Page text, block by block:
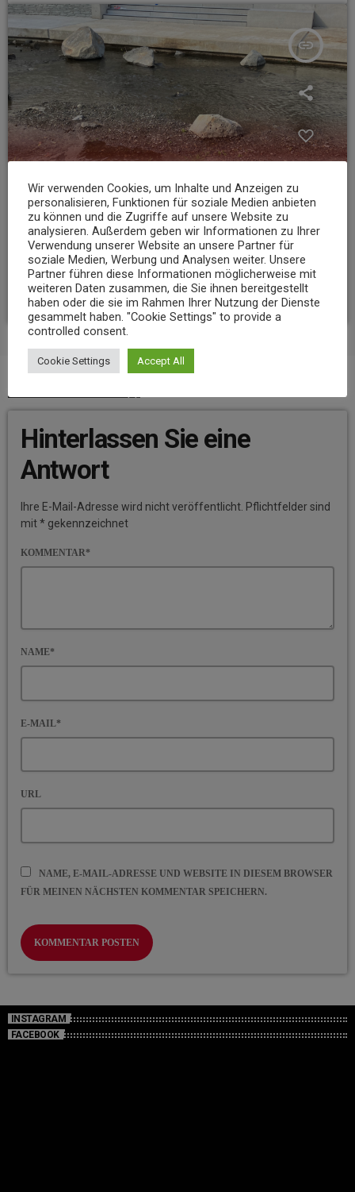
insert_link
NEWS
Niedrigwasser belastet Gewässer im Landkreis Mayen-Koblenz
today 7. AUGUST 2026 8
Hinterlassen Sie eine
Antwort
Ihre E-Mail-Adresse wird nicht veröffentlicht. Pflichtfelder sind
mit * gekennzeichnet
KOMMENTAR*
NAME*
E-MAIL*
URL
NAME, E-MAIL-ADRESSE UND WEBSITE IN DIESEM BROWSER
FÜR MEINEN NÄCHSTEN KOMMENTAR SPEICHERN.
INSTAGRAM
FACEBOOK
Wir verwenden Cookies, um Inhalte und Anzeigen zu
personalisieren, Funktionen für soziale Medien anbieten
zu können und die Zugriffe auf unsere Website zu
analysieren. Außerdem geben wir Informationen zu Ihrer
Verwendung unserer Website an unsere Partner für
soziale Medien, Werbung und Analysen weiter. Unsere
Partner führen diese Informationen möglicherweise mit
weiteren Daten zusammen, die Sie ihnen bereitgestellt
haben oder die sie im Rahmen Ihrer Nutzung der Dienste
gesammelt haben. "Cookie Settings" to provide a
controlled consent.
Cookie Settings Accept All